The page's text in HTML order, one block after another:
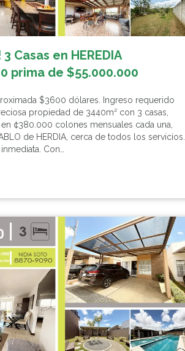
3 Casas en HEREDIA
prima de $55.000.000
$3600 dólares. Ingreso requerido
propiedad de 3440m² con 3 casas,
en ¢380.000 colones mensuales cada una,
de HERDIA, cerca de todos los servicios.
Con…